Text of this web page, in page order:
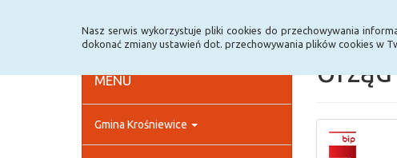
Nasz serwis wykorzystuje pliki cookies do przechowywania
dokonać zmiany ustawień dot. przechowywania plików cookies w
MENU
Gmina Krośniewice